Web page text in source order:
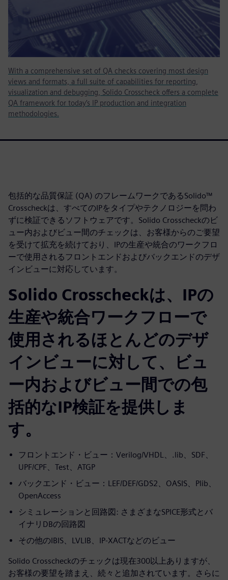
With a comprehensive set of QA checks covering most design
views and formats, a full suite of capabilities for reporting,
visualization and debugging, Solido Crosscheck offers a complete
QA framework for today’s IP production and integration
methodologies.
包括的な品質保証 (QA) のフレームワークであるSolido™
Crosscheckは、すべてのIPをタイプやテクノロジーを問わ
ずに検証できるソフトウェアです。Solido Crosscheckのビ
ュー内およびビュー間のチェックは、お客様からのご要望
を受けて拡充を続けており、IPの生産や統合のワークフロ
ーで使用されるフロントエンドおよびバックエンドのデザ
インビューに対応しています。
Solido Crosscheckは、IPの
生産や統合ワークフローで
使用されるほとんどのデザ
インビューに対して、ビュ
ー内およびビュー間での包
括的なIP検証を提供しま
す。
フロントエンド・ビュー：Verilog/VHDL、.lib、SDF、
UPF/CPF、Test、ATGP
バックエンド・ビュー：LEF/DEF/GDS2、OASIS、Plib、
OpenAccess
シミュレーションと回路図: さまざまなSPICE形式とバ
イナリDBの回路図
その他のIBIS、LVLIB、IP-XACTなどのビュー
Solido Crosscheckのチェックは現在300以上ありますが、
お客様の要望を踏まえ、続々と追加されています。さらに